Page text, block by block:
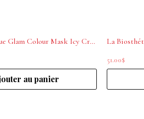
La Biosthétique Glam Colour Mask Icy Crystal .07.LV 200ml
au panier
51.00$